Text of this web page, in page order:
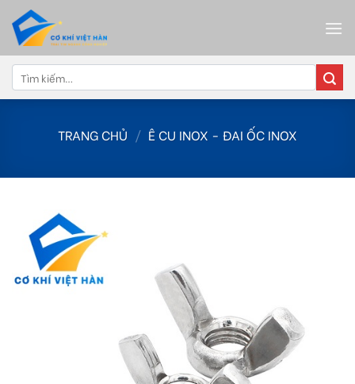
content
Tìm
kiếm:
TRANG CHỦ / Ê CU INOX - ĐAI ỐC INOX